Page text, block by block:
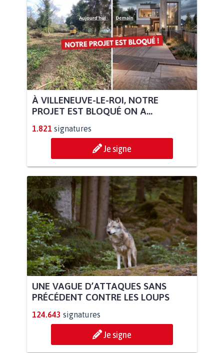
À VILLENEUVE-LE-ROI, NOTRE
PROJET EST BLOQUÉ ON A...
1.821 signatures
Je signe
UNE VAGUE D’ATTAQUES SANS
PRÉCÉDENT CONTRE LES LOUPS
124.643 signatures
Je signe